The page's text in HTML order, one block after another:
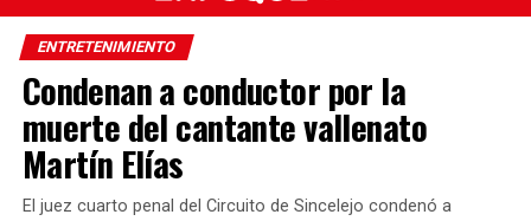
ENTRETENIMIENTO
Condenan a conductor por la
muerte del cantante vallenato
Martín Elías
El juez cuarto penal del Circuito de Sincelejo condenó a